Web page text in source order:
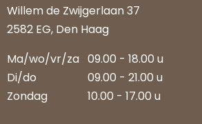
Willem de Zwijgerlaan 37
2582 EG, Den Haag
Ma/wo/vr/za 09.00 - 18.00 u
Di/do
09.00 - 21.00 u
Zondag
10.00 - 17.00 u